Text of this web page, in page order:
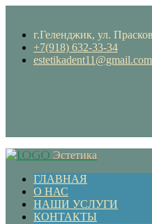
г.Геленджик, ул.
+7(918) 632-33-34
estetikadent11@gmail.com
Эстетика
ГЛАВНАЯ
О НАС
НАШИ УСЛУГИ
КОНТАКТЫ